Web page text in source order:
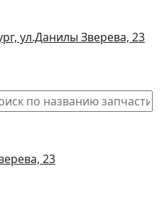
ул.Данилы Зверева, 23
23